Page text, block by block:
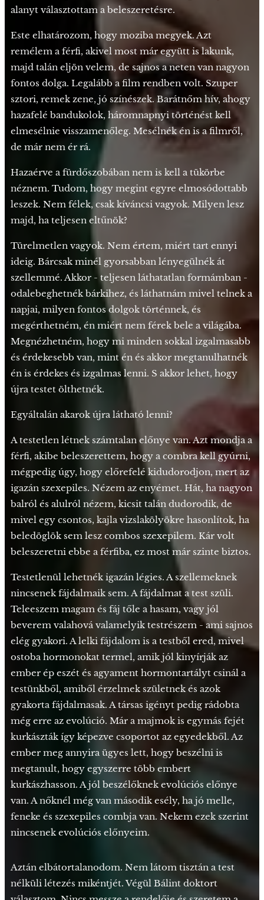
alanyt választottam a beleszeretésre.
Este elhatározom, hogy moziba megyek. Azt
remélem a férfi, akivel most már együtt is lakunk,
majd talán eljön velem, de sajnos a neten van nagyon
fontos dolga. Legalább a film rendben volt. Szuper
sztori, remek zene, jó színészek. Barátnőm hív, ahogy
hazafelé bandukolok, háromnapnyi történést kell
elmesélnie visszamenőleg. Mesélnék én is a filmről,
de már nem ér rá.
Hazaérve a fürdőszobában nem is kell a tükörbe
néznem. Tudom, hogy megint egyre elmosódottabb
leszek. Nem félek, csak kíváncsi vagyok. Milyen lesz
majd, ha teljesen eltűnök?
Türelmetlen vagyok. Nem értem, miért tart ennyi
ideig. Bárcsak minél gyorsabban lényegülnék át
szellemmé. Akkor - teljesen láthatatlan formámban -
odalebeghetnék bárkihez, és láthatnám mivel telnek a
napjai, milyen fontos dolgok történnek, és
megérthetném, én miért nem férek bele a világába.
Megnézhetném, hogy mi minden sokkal izgalmasabb
és érdekesebb van, mint én és akkor megtanulhatnék
én is érdekes és izgalmas lenni. S akkor lehet, hogy
újra testet ölthetnék.
Egyáltalán akarok újra látható lenni?
A testetlen létnek számtalan előnye van. Azt mondja a
férfi, akibe beleszerettem, hogy a combra kell gyúrni,
mégpedig úgy, hogy előrefelé kidudorodjon, mert az
igazán szexepiles. Nézem az enyémet. Hát, ha nagyon
balról és alulról nézem, kicsit talán dudorodik, de
mivel egy csontos, kajla vizslakölyökre hasonlítok, ha
beledöglök sem lesz combos szexepilem. Kár volt
beleszeretni ebbe a férfiba, ez most már szinte biztos.
Testetlenül lehetnék igazán légies. A szellemeknek
nincsenek fájdalmaik sem. A fájdalmat a test szüli.
Teleeszem magam és fáj tőle a hasam, vagy jól
beverem valahová valamelyik testrészem - ami sajnos
elég gyakori. A lelki fájdalom is a testből ered, mivel
ostoba hormonokat termel, amik jól kinyírják az
ember ép eszét és agyament hormontartályt csinál a
testünkből, amiből érzelmek születnek és azok
gyakorta fájdalmasak. A társas igényt pedig rádobta
még erre az evolúció. Már a majmok is egymás fejét
kurkászták így képezve csoportot az egyedekből. Az
ember meg annyira ügyes lett, hogy beszélni is
megtanult, hogy egyszerre több embert
kurkászhasson. A jól beszélőknek evolúciós előnye
van. A nőknél még van második esély, ha jó melle,
feneke és szexepiles combja van. Nekem ezek szerint
nincsenek evolúciós előnyeim.
Aztán elbátortalanodom. Nem látom tisztán a test
nélküli létezés mikéntjét. Végül Bálint doktort